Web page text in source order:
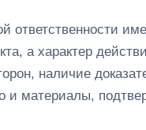
ответственности
а характер
наличие
и материалы,